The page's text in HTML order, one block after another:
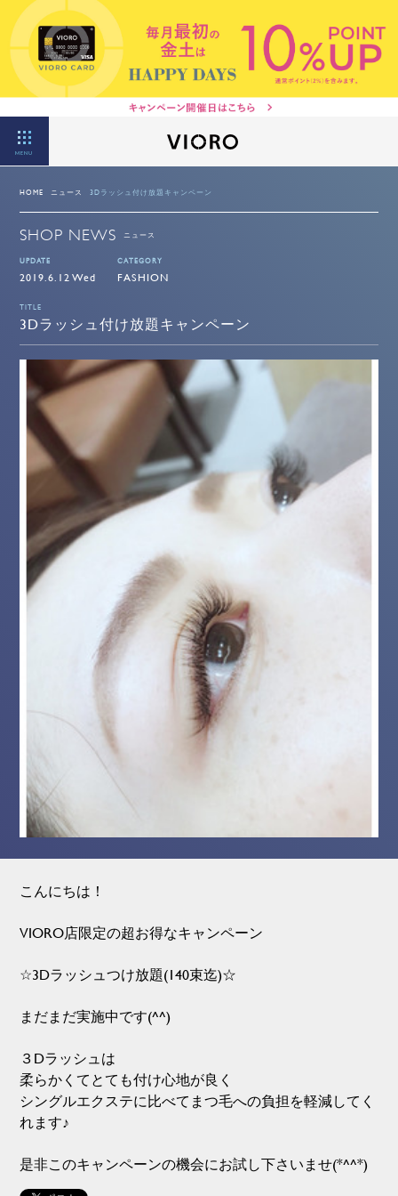
MENU
HOME ニュース 3Dラッシュ付け放題キャンペーン
SHOP NEWS ニュース
UPDATE
2019.6.12 Wed
CATEGORY
FASHION
TITLE
3Dラッシュ付け放題キャンペーン
こんにちは！
VIORO店限定の超お得なキャンペーン
☆3Dラッシュつけ放題(140束迄)☆
まだまだ実施中です(^^)
３Dラッシュは
柔らかくてとても付け心地が良く
シングルエクステに比べてまつ毛への負担を軽減してく
れます♪
是非このキャンペーンの機会にお試し下さいませ(*^^*)